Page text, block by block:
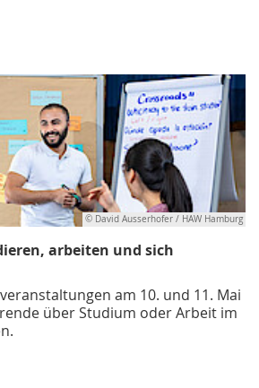
© David Ausserhofer / HAW Hamburg
arbeiten und sich
am 10. und 11. Mai
über Studium oder Arbeit im